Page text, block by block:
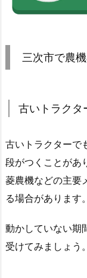
三次市で農
古いトラクタ
古いトラクターで
段がつくことがあ
菱農機などの主要
る場合があります。
動かしていない期
受けてみましょう。